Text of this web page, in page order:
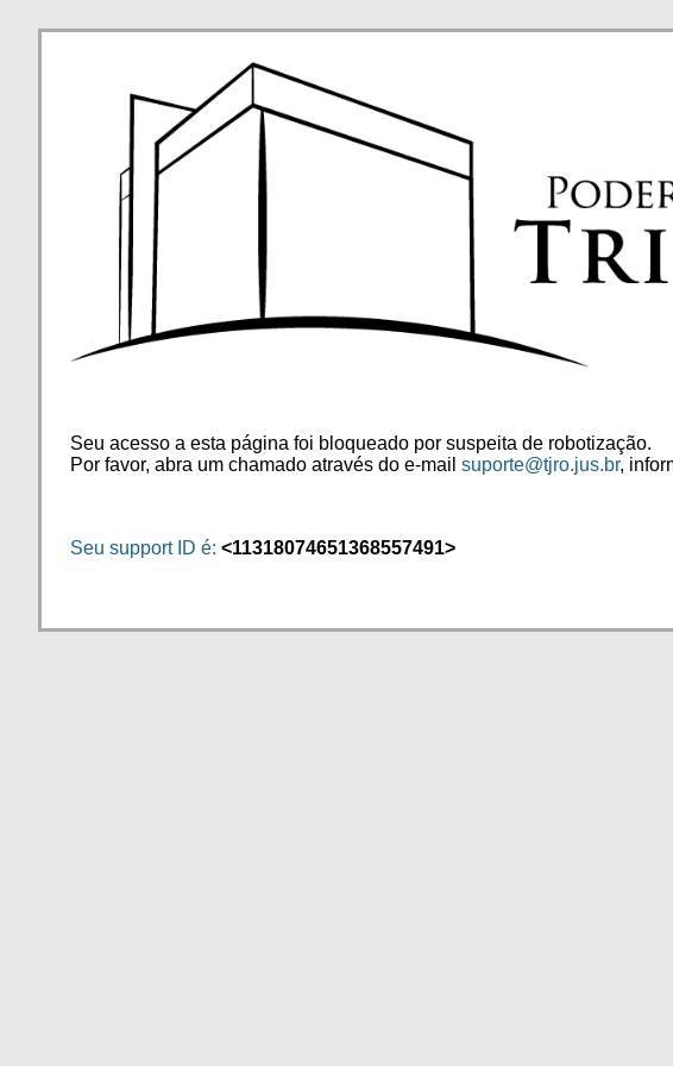
Seu acesso a esta página foi bloqueado por suspeita de robotização.
Por favor, abra um chamado através do e-mail suporte@tjro.jus.br,
Seu support ID é: <11318074651368557491>